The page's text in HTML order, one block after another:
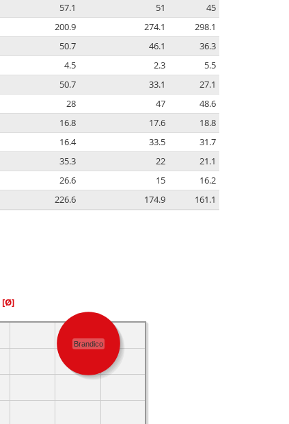
57.1 51
45
200.9 274.1
298.1
50.7 46.1
36.3
4.5 2.3
5.5
50.7 33.1
27.1
28 47
48.6
16.8 17.6
18.8
16.4 33.5
31.7
35.3 22
21.1
26.6 15
16.2
226.6 174.9 161.1
[Ø]
Brandico